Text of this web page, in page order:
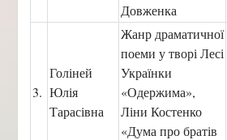
Довженка
3.
Голіней
Юлія
Тарасівна
Жанр драматичної
поеми у творі Лесі
Українки
«Одержима»,
Ліни Костенко
«Дума про братів